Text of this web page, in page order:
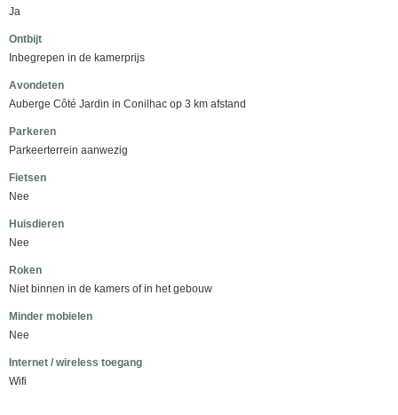
Ja
Ontbijt
Inbegrepen in de kamerprijs
Avondeten
Auberge Côté Jardin in Conilhac op 3 km afstand
Parkeren
Parkeerterrein aanwezig
Fietsen
Nee
Huisdieren
Nee
Roken
Niet binnen in de kamers of in het gebouw
Minder mobielen
Nee
Internet / wireless toegang
Wifi